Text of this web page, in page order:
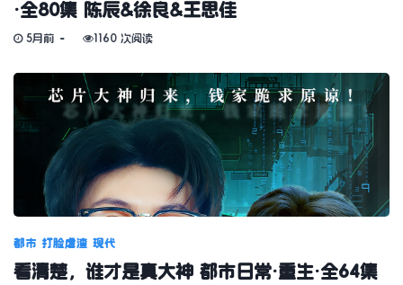
·全80集 陈辰&徐良&王思佳
5月前 1160 次阅读
都市 打脸虐渣 现代
看清楚，谁才是真大神 都市日常·重生·全64集